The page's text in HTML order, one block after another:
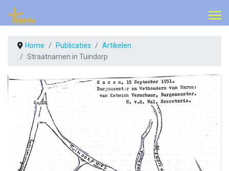
Home Publicaties
Artikelen
Straatnamen in Tuindorp